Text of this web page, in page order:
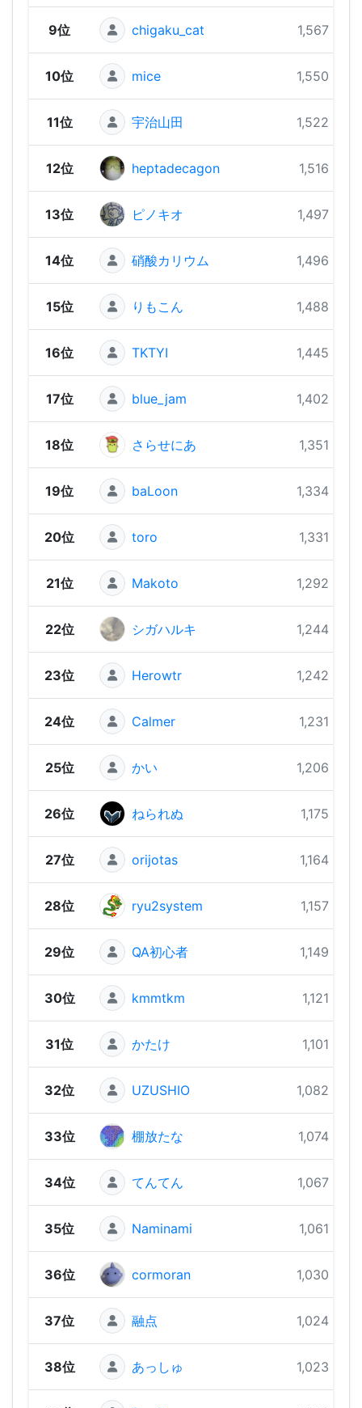
9位 chigaku_cat 1,567 pts
10位 mice 1,550 pts
11位 宇治山田 1,522 pts
12位 heptadecagon 1,516 pts
13位 ピノキオ 1,497 pts
14位 硝酸カリウム 1,496 pts
15位 りもこん 1,488 pts
16位 TKTYI 1,445 pts
17位 blue_jam 1,402 pts
18位 さらせにあ 1,351 pts
19位 baLoon 1,334 pts
20位 toro 1,331 pts
21位 Makoto 1,292 pts
22位 シガハルキ 1,244 pts
23位 Herowtr 1,242 pts
24位 Calmer 1,231 pts
25位 かい 1,206 pts
26位 ねられぬ 1,175 pts
27位 orijotas 1,164 pts
28位 ryu2system 1,157 pts
29位 QA初心者 1,149 pts
30位 kmmtkm 1,121 pts
31位 かたけ 1,101 pts
32位 UZUSHIO 1,082 pts
33位 棚放たな 1,074 pts
34位 てんてん 1,067 pts
35位 Naminami 1,061 pts
36位 cormoran 1,030 pts
37位 融点 1,024 pts
38位 あっしゅ 1,023 pts